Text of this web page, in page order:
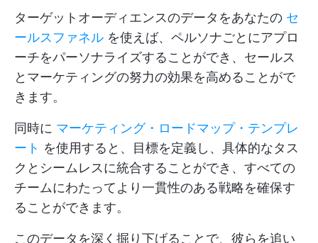
ターゲットオーディエンスのデータをあなたの セ
ールスファネル を使えば、ペルソナごとにアプロ
ーチをパーソナライズすることができ、セールス
とマーケティングの努力の効果を高めることがで
きます。
同時に マーケティング・ロードマップ・テンプレ
ート を使用すると、目標を定義し、具体的なタス
クとシームレスに統合することができ、すべての
チームにわたってより一貫性のある戦略を確保す
ることができます。
このデータを深く掘り下げることで、彼らを追い